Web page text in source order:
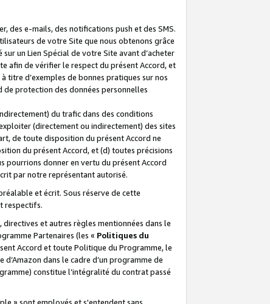
des e-mails, des notifications push et des SMS.
de votre Site que nous obtenons grâce
un Lien Spécial de votre Site avant d’acheter
afin de vérifier le respect du présent Accord, et
d’exemples de bonnes pratiques sur nos
protection des données personnelles
du trafic dans des conditions
(directement ou indirectement) des sites
de toute disposition du présent Accord ne
du présent Accord, et (d) toutes précisions
pourrions donner en vertu du présent Accord
par notre représentant autorisé.
et écrit. Sous réserve de cette
respectifs.
et autres règles mentionnées dans le
Partenaires (les « Politiques du
Accord et toute Politique du Programme, le
dans le cadre d’un programme de
constitue l’intégralité du contrat passé